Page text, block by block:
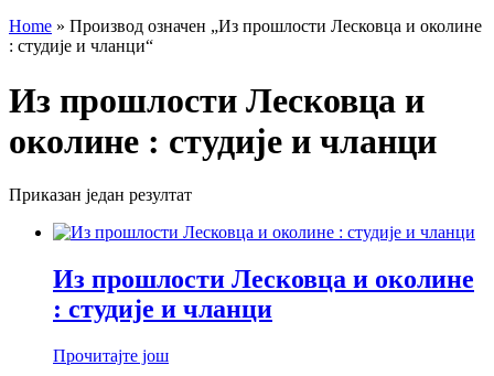
Home » Производ oзначен „Из прошлости Лесковца и околине
: студије и чланци“
Из прошлости Лесковца и
околине : студије и чланци
Приказан један резултат
Из прошлости Лесковца и околине
: студије и чланци
Прочитајте још